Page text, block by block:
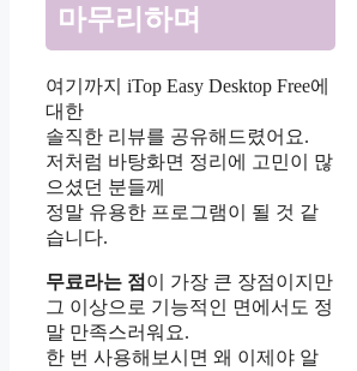
마무리하며
여기까지 iTop Easy Desktop Free에
대한
솔직한 리뷰를 공유해드렸어요.
저처럼 바탕화면 정리에 고민이 많
으셨던 분들께
정말 유용한 프로그램이 될 것 같
습니다.
무료라는 점 이 가장 큰 장점이지만
그 이상으로 기능적인 면에서도 정
말 만족스러워요.
한 번 사용해보시면 왜 이제야 알